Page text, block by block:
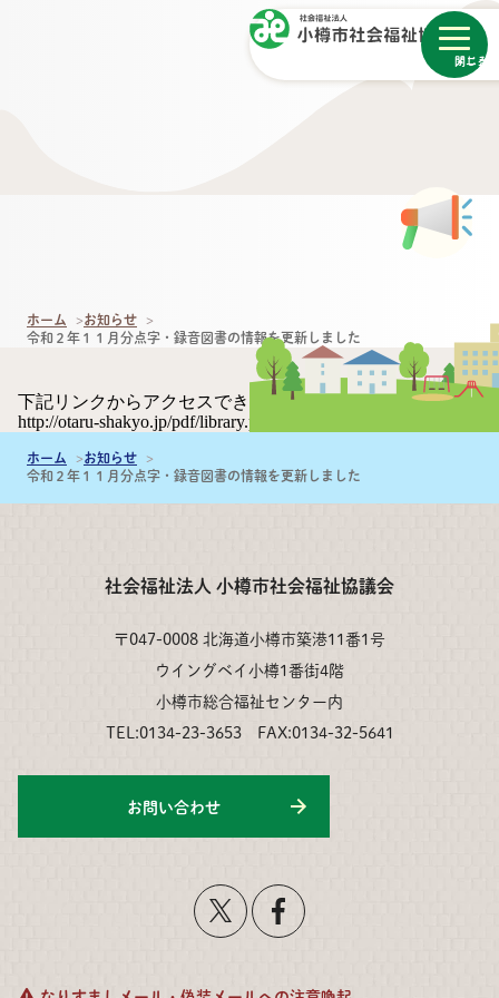
メニュー
閉じる
ホーム
お知らせ
令和２年１１月分点字・録音図書の情報を更新しました
下記リンクからアクセスできます。
http://otaru-shakyo.jp/pdf/library.pdf
ホーム
お知らせ
令和２年１１月分点字・録音図書の情報を更新しました
社会福祉法人 小樽市社会福祉協議会
〒047-0008 北海道小樽市築港11番1号
ウイングベイ小樽1番街4階
小樽市総合福祉センター内
TEL:0134-23-3653 FAX:0134-32-5641
お問い合わせ